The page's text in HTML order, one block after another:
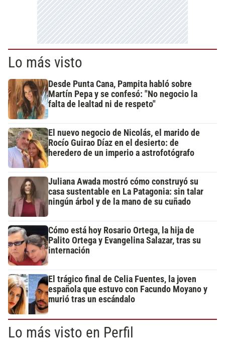
Lo más visto
Desde Punta Cana, Pampita habló sobre
Martín Pepa y se confesó: "No negocio la
falta de lealtad ni de respeto"
El nuevo negocio de Nicolás, el marido de
Rocío Guirao Díaz en el desierto: de
heredero de un imperio a astrofotógrafo
Juliana Awada mostró cómo construyó su
casa sustentable en La Patagonia: sin talar
ningún árbol y de la mano de su cuñado
Cómo está hoy Rosario Ortega, la hija de
Palito Ortega y Evangelina Salazar, tras su
internación
El trágico final de Celia Fuentes, la joven
española que estuvo con Facundo Moyano y
murió tras un escándalo
Lo más visto en Perfil